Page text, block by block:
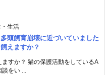
・生活
頭飼育崩壊に近づいていました
えますか？
すか？ 猫の保護活動をしているA
談をい ...